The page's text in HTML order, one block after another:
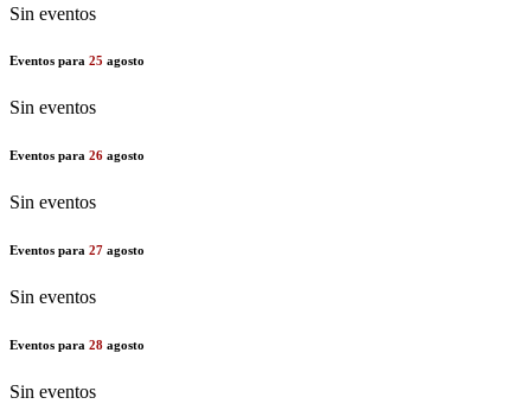
Sin eventos
Eventos para 25 agosto
Sin eventos
Eventos para 26 agosto
Sin eventos
Eventos para 27 agosto
Sin eventos
Eventos para 28 agosto
Sin eventos